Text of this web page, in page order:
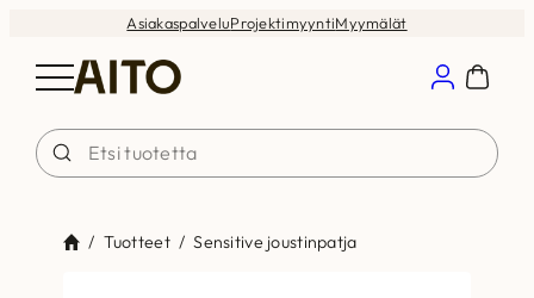
AsiakaspalveluProjektimyyntiMyymälät
/ Tuotteet / Sensitive joustinpatja